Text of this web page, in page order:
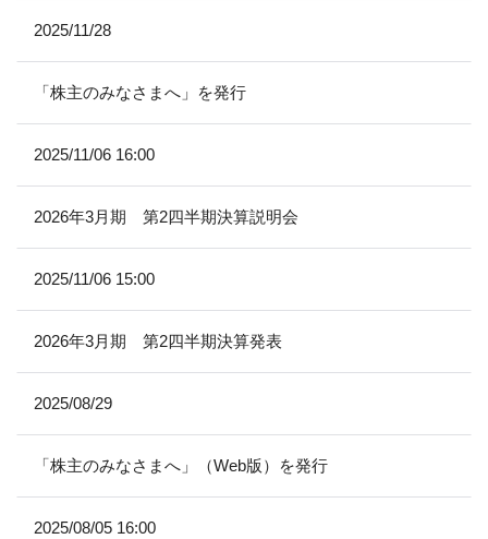
2025/11/28
「株主のみなさまへ」を発行
2025/11/06 16:00
2026年3月期 第2四半期決算説明会
2025/11/06 15:00
2026年3月期 第2四半期決算発表
2025/08/29
「株主のみなさまへ」（Web版）を発行
2025/08/05 16:00